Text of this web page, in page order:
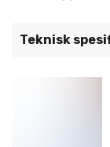
Teknisk